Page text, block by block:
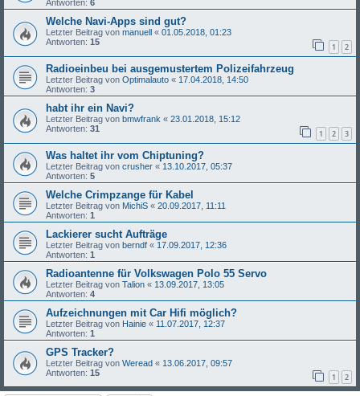
Antworten: 6
Welche Navi-Apps sind gut?
Letzter Beitrag von manuell « 01.05.2018, 01:23
Antworten: 15 1 2
Radioeinbeu bei ausgemustertem Polizeifahrzeug
Letzter Beitrag von Optimalauto « 17.04.2018, 14:50
Antworten: 3
habt ihr ein Navi?
Letzter Beitrag von bmwfrank « 23.01.2018, 15:12
Antworten: 31 1 2 3
Was haltet ihr vom Chiptuning?
Letzter Beitrag von crusher « 13.10.2017, 05:37
Antworten: 5
Welche Crimpzange für Kabel
Letzter Beitrag von MichiS « 20.09.2017, 11:11
Antworten: 1
Lackierer sucht Aufträge
Letzter Beitrag von berndf « 17.09.2017, 12:36
Antworten: 1
Radioantenne für Volkswagen Polo 55 Servo
Letzter Beitrag von Talion « 13.09.2017, 13:05
Antworten: 4
Aufzeichnungen mit Car Hifi möglich?
Letzter Beitrag von Hainie « 11.07.2017, 12:37
Antworten: 1
GPS Tracker?
Letzter Beitrag von Weread « 13.06.2017, 09:57
Antworten: 15 1 2